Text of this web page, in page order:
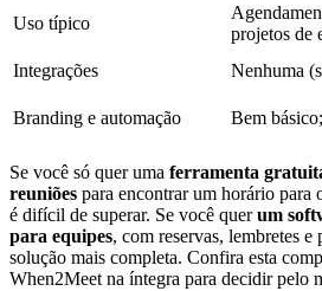
Uso típico
projetos de
Integrações
Nenhuma
Branding e automação Bem
Se você só quer uma ferramenta
reuniões para encontrar um horário para
é difícil de superar. Se você querum
para equipes, com reservas, lembretes
solução mais completa. Confira esta
When2Meet na íntegra para decidir pelo